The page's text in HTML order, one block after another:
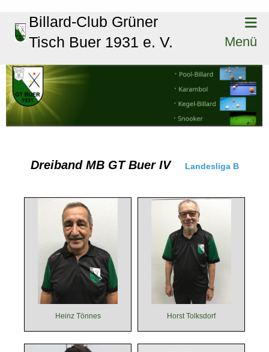
Billard-Club Grüner
Tisch Buer 1931 e. V.
Menü
Dreiband MB GT Buer IV Landesliga B
Heinz Tönnes Horst Tolksdorf